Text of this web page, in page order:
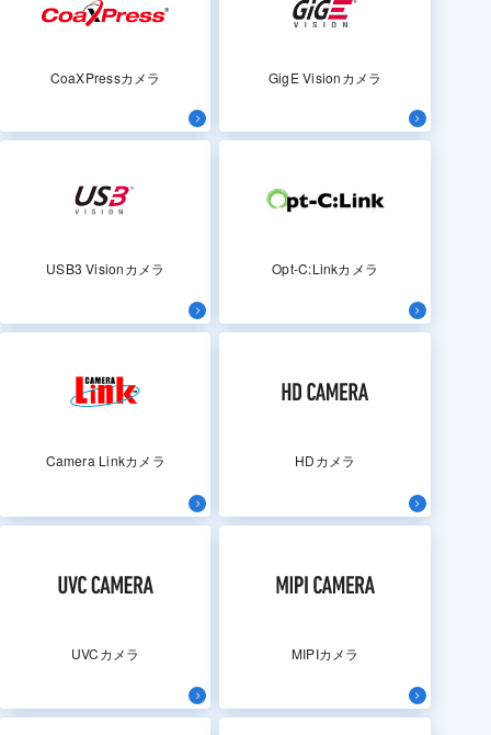
CoaXPressカメラ GigE Visionカメラ
USB3 Visionカメラ Opt-C:Linkカメラ
Camera Linkカメラ HDカメラ
UVCカメラ MIPIカメラ